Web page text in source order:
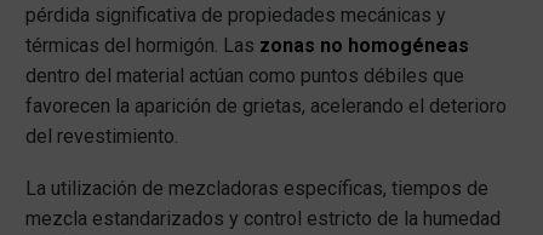
pérdida significativa de propiedades mecánicas y
térmicas del hormigón. Las zonas no homogéneas
dentro del material actúan como puntos débiles que
favorecen la aparición de grietas, acelerando el deterioro
del revestimiento.
La utilización de mezcladoras específicas, tiempos de
mezcla estandarizados y control estricto de la humedad